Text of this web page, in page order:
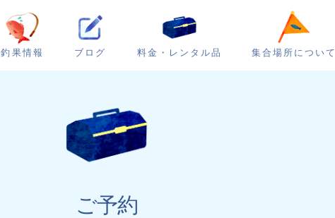
釣果情報 ブログ 料金・レンタル品 集合場所について
ご予約